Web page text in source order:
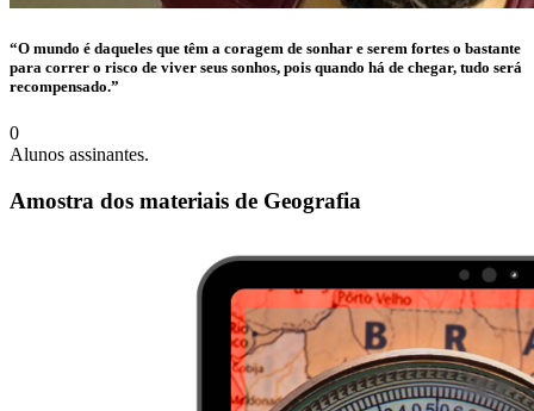
“O mundo é daqueles que têm a coragem de sonhar e serem fortes o bastante
para correr o risco de viver seus sonhos, pois quando há de chegar, tudo será
recompensado.”
0
Alunos assinantes.
Amostra dos materiais de Geografia